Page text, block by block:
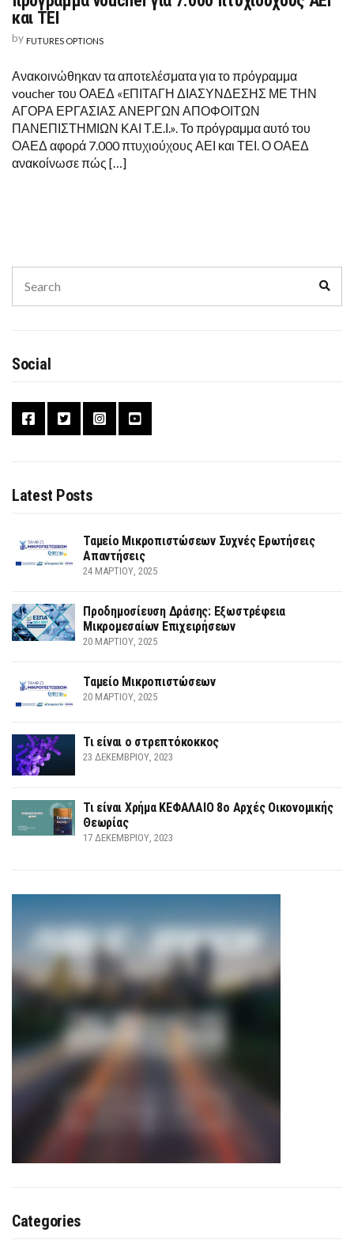
και ΤΕΙ
by FUTURES OPTIONS
Ανακοινώθηκαν τα αποτελέσματα για το πρόγραμμα
voucher του ΟΑΕΔ «EΠΙΤΑΓΗ ΔΙΑΣΥΝΔΕΣΗΣ ΜΕ ΤΗΝ
ΑΓΟΡΑ ΕΡΓΑΣΙΑΣ ΑΝΕΡΓΩΝ ΑΠΟΦΟΙΤΩΝ
ΠΑΝΕΠΙΣΤΗΜΙΩΝ ΚΑΙ Τ.Ε.Ι.». Το πρόγραμμα αυτό του
ΟΑΕΔ αφορά 7.000 πτυχιούχους ΑΕΙ και ΤΕΙ. Ο ΟΑΕΔ
ανακοίνωσε πώς […]
for:
Social
Latest Posts
Ταμείο Μικροπιστώσεων Συχνές Ερωτήσεις
Απαντήσεις
24 ΜΑΡΤΊΟΥ, 2025
Προδημοσίευση Δράσης: Εξωστρέφεια
Μικρομεσαίων Επιχειρήσεων
20 ΜΑΡΤΊΟΥ, 2025
Ταμείο Μικροπιστώσεων
20 ΜΑΡΤΊΟΥ, 2025
Τι είναι ο στρεπτόκοκκος
23 ΔΕΚΕΜΒΡΊΟΥ, 2023
Τι είναι Χρήμα ΚΕΦΑΛΑΙΟ 8ο Αρχές Οικονομικής
Θεωρίας
17 ΔΕΚΕΜΒΡΊΟΥ, 2023
Categories